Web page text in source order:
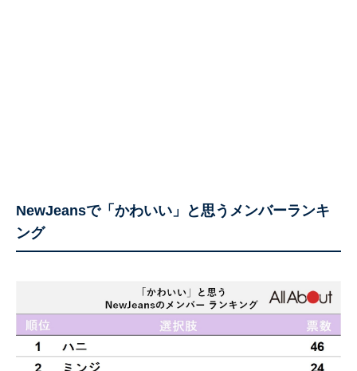
NewJeansで「かわいい」と思うメンバーランキ
ング